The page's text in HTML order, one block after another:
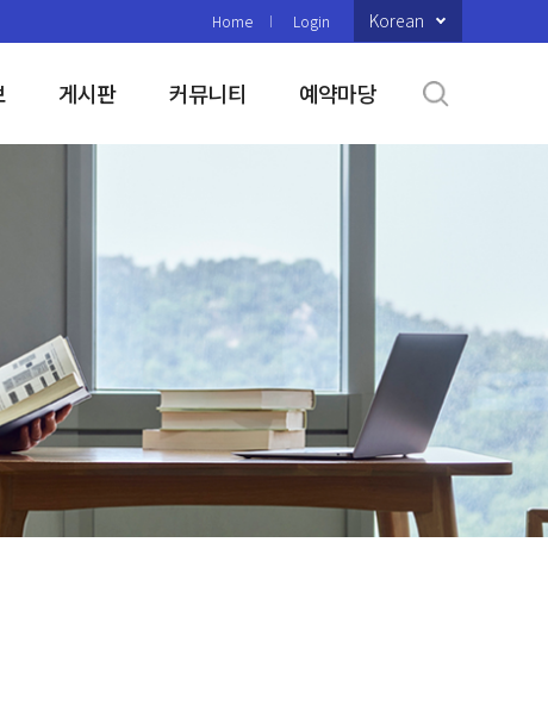
Home Login Korean
게시판 커뮤니티 예약마당